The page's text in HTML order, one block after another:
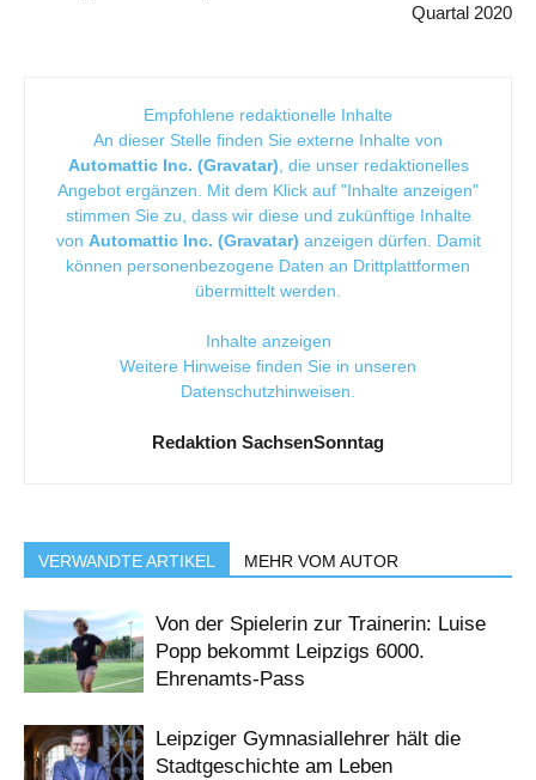
Quartal 2020
Empfohlene redaktionelle Inhalte
An dieser Stelle finden Sie externe Inhalte von
Automattic Inc. (Gravatar), die unser redaktionelles
Angebot ergänzen. Mit dem Klick auf "Inhalte anzeigen"
stimmen Sie zu, dass wir diese und zukünftige Inhalte
von Automattic Inc. (Gravatar) anzeigen dürfen. Damit
können personenbezogene Daten an Drittplattformen
übermittelt werden.
Inhalte anzeigen
Weitere Hinweise finden Sie in unseren
Datenschutzhinweisen.
Redaktion SachsenSonntag
VERWANDTE ARTIKEL MEHR VOM AUTOR
Von der Spielerin zur Trainerin: Luise
Popp bekommt Leipzigs 6000.
Ehrenamts-Pass
Leipziger Gymnasiallehrer hält die
Stadtgeschichte am Leben